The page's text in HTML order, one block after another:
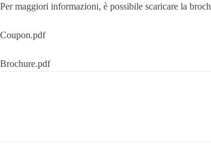
Per maggiori informazioni, è possibile scaricare la
Coupon.pdf
Brochure.pdf